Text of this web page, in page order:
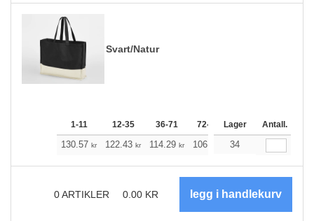
Svart/Natur
1-11 12-35 36-71 72-143 144-287 288 +
Lager Antall.
130.57 kr 122.43 kr 114.29 kr 106.15 98.01
34
0ARTIKLER 0.00 KR